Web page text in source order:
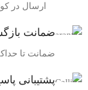
ارسال در
ضمانت
ضمانت تا حداکثر ۷
پشتیبانی